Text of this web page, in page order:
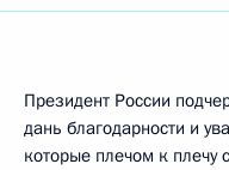
Президент России
дань благодарности и
которые плечом к плечу